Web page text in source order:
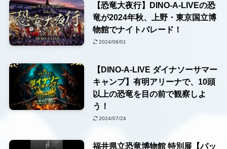
【恐竜大夜行】DINO-A-LIVEの恐
竜が2024年秋、上野・東京国立博
物館でナイトパレード！
2024/08/01
【DINO-A-LIVE ダイナソーサマー
キャンプ】有明アリーナで、10頭
以上の恐竜を目の前で観察しよ
う！
2024/07/24
福井県立恐竜博物館 特別展【バッ